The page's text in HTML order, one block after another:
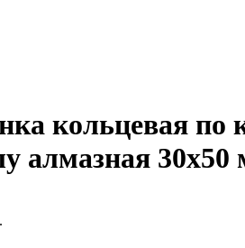
кольцевая по
алмазная 30х50